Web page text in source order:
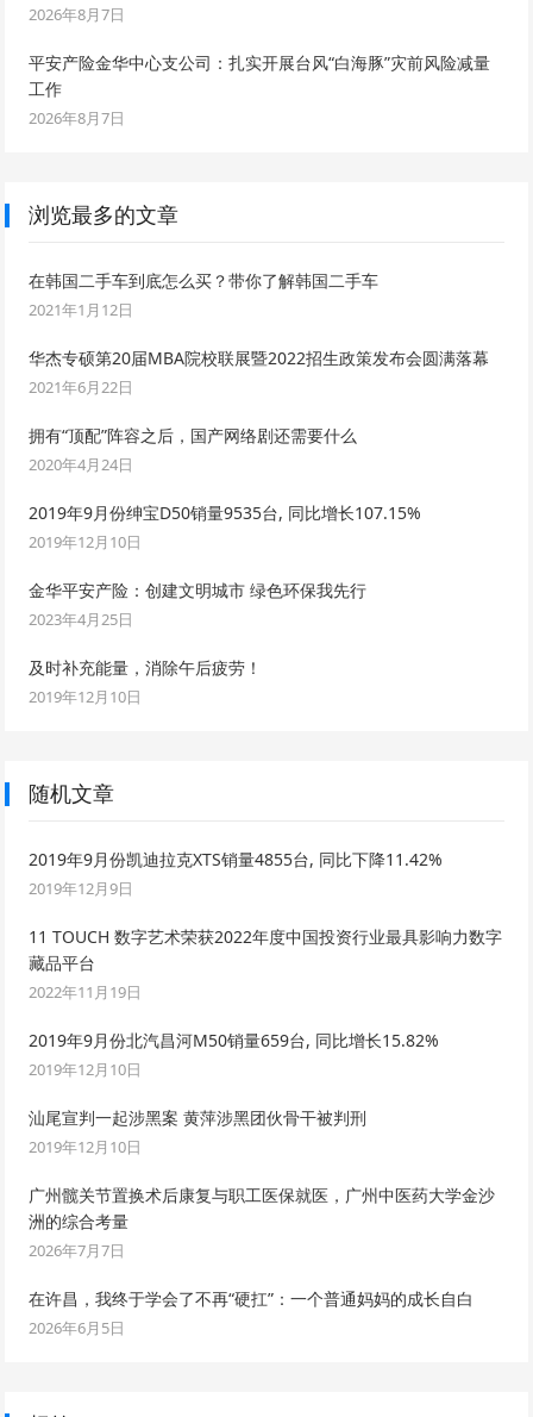
2026年8月7日
平安产险金华中心支公司：扎实开展台风“白海豚”灾前风险减量
工作
2026年8月7日
浏览最多的文章
在韩国二手车到底怎么买？带你了解韩国二手车
2021年1月12日
华杰专硕第20届MBA院校联展暨2022招生政策发布会圆满落幕
2021年6月22日
拥有“顶配”阵容之后，国产网络剧还需要什么
2020年4月24日
2019年9月份绅宝D50销量9535台, 同比增长107.15%
2019年12月10日
金华平安产险：创建文明城市 绿色环保我先行
2023年4月25日
及时补充能量，消除午后疲劳！
2019年12月10日
随机文章
2019年9月份凯迪拉克XTS销量4855台, 同比下降11.42%
2019年12月9日
11 TOUCH 数字艺术荣获2022年度中国投资行业最具影响力数字
藏品平台
2022年11月19日
2019年9月份北汽昌河M50销量659台, 同比增长15.82%
2019年12月10日
汕尾宣判一起涉黑案 黄萍涉黑团伙骨干被判刑
2019年12月10日
广州髋关节置换术后康复与职工医保就医，广州中医药大学金沙
洲的综合考量
2026年7月7日
在许昌，我终于学会了不再“硬扛”：一个普通妈妈的成长自白
2026年6月5日